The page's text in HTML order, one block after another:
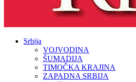
Srbija
VOJVODINA
ŠUMADIJA
TIMOČKA KRAJINA
ZAPADNA SRBIJA